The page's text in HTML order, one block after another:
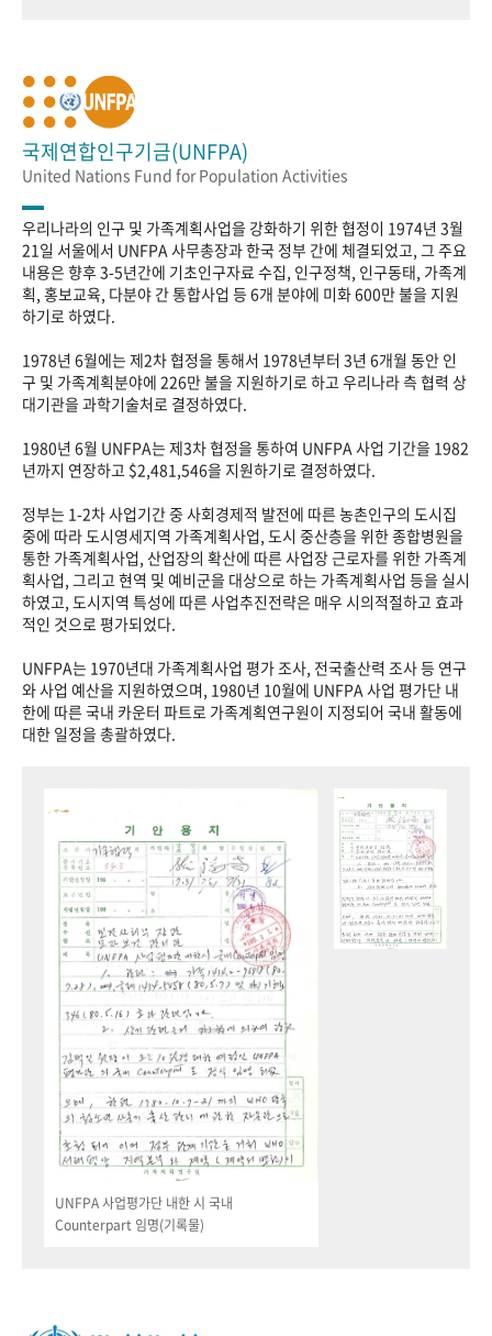
국제연합인구기금(UNFPA)
United Nations Fund for Population Activities
우리나라의 인구 및 가족계획사업을 강화하기 위한 협정이 1974년 3월
21일 서울에서 UNFPA 사무총장과 한국 정부 간에 체결되었고, 그 주요
내용은 향후 3-5년간에 기초인구자료 수집, 인구정책, 인구동태, 가족계
획, 홍보교육, 다분야 간 통합사업 등 6개 분야에 미화 600만 불을 지원
하기로 하였다.
1978년 6월에는 제2차 협정을 통해서 1978년부터 3년 6개월 동안 인
구 및 가족계획분야에 226만 불을 지원하기로 하고 우리나라 측 협력 상
대기관을 과학기술처로 결정하였다.
1980년 6월 UNFPA는 제3차 협정을 통하여 UNFPA 사업 기간을 1982
년까지 연장하고 $2,481,546을 지원하기로 결정하였다.
정부는 1-2차 사업기간 중 사회경제적 발전에 따른 농촌인구의 도시집
중에 따라 도시영세지역 가족계획사업, 도시 중산층을 위한 종합병원을
통한 가족계획사업, 산업장의 확산에 따른 사업장 근로자를 위한 가족계
획사업, 그리고 현역 및 예비군을 대상으로 하는 가족계획사업 등을 실시
하였고, 도시지역 특성에 따른 사업추진전략은 매우 시의적절하고 효과
적인 것으로 평가되었다.
UNFPA는 1970년대 가족계획사업 평가 조사, 전국출산력 조사 등 연구
와 사업 예산을 지원하였으며, 1980년 10월에 UNFPA 사업 평가단 내
한에 따른 국내 카운터 파트로 가족계획연구원이 지정되어 국내 활동에
대한 일정을 총괄하였다.
UNFPA 사업평가단 내한 시 국내
Counterpart 임명(기록물)